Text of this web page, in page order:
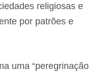
religiosas e
por patrões e
uma “peregrinação